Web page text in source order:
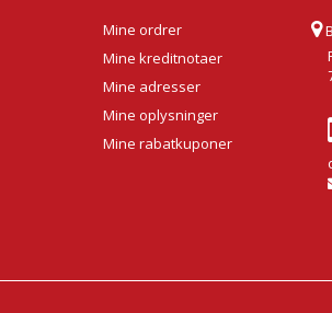
Mine ordrer
Mine kreditnotaer
Mine adresser
Mine oplysninger
Mine rabatkuponer